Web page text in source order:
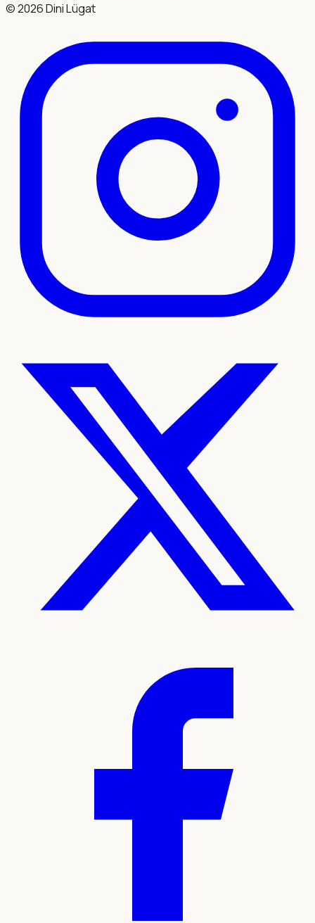
©2026Dini Lügat